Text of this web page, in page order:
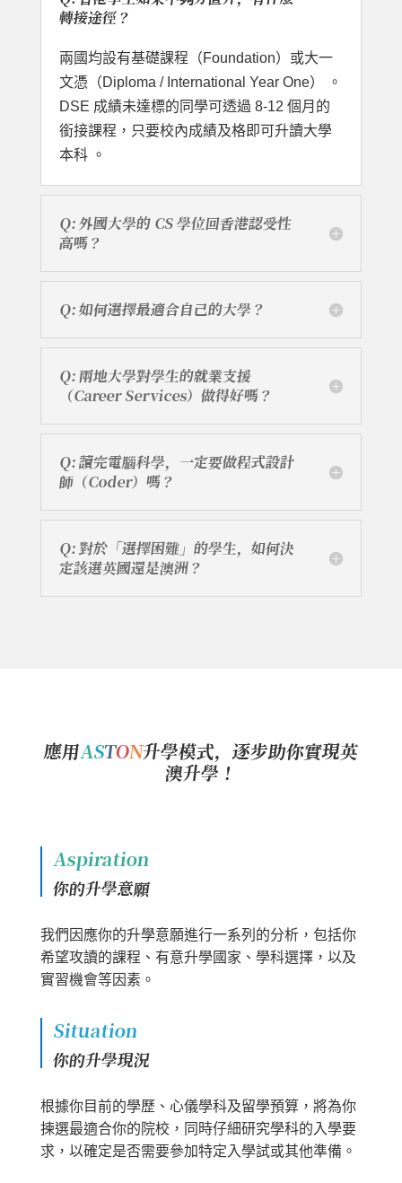
轉接途徑？
兩國均設有基礎課程（Foundation）或大一
文憑（Diploma / International Year One） 。
DSE 成績未達標的同學可透過 8-12 個月的
銜接課程，只要校內成績及格即可升讀大學
本科 。
Q: 外國大學的 CS 學位回香港認受性
高嗎？
Q: 如何選擇最適合自己的大學？
Q: 兩地大學對學生的就業支援
（Career Services）做得好嗎？
Q: 讀完電腦科學，一定要做程式設計
師（Coder）嗎？
Q: 對於「選擇困難」的學生，如何決
定該選英國還是澳洲？
應用 ASTON升學模式，逐步助你實現英
澳升學！
Aspiration
你的升學意願
我們因應你的升學意願進行一系列的分析，包括你
希望攻讀的課程、有意升學國家、學科選擇，以及
實習機會等因素。
Situation
你的升學現況
根據你目前的學歷、心儀學科及留學預算，將為你
揀選最適合你的院校，同時仔細研究學科的入學要
求，以確定是否需要參加特定入學試或其他準備。